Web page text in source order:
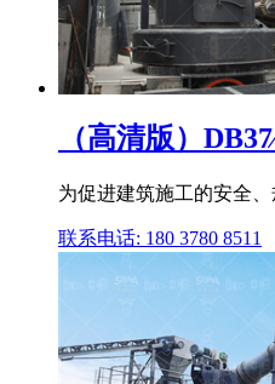
（高清版）
为促进建筑施工的安全
联系电话: 180 3780 8511